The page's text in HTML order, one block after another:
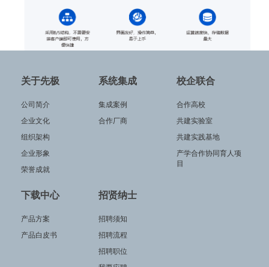
关于先极
公司简介
企业文化
组织架构
企业形象
荣誉成就
系统集成
集成案例
合作厂商
校企联合
合作高校
共建实验室
共建实践基地
产学合作协同育人项
目
下载中心
产品方案
产品白皮书
招贤纳士
招聘须知
招聘流程
招聘职位